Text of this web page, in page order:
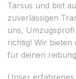
Tarsus und bist
zuverlässigen
uns,
richtig! Wir bieten
für deinen
Unser